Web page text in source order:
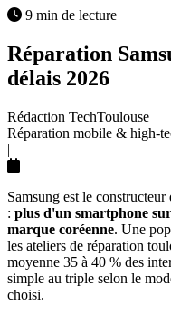
9 min de lecture
Réparation
délais 2026
Rédaction TechToulouse
Réparation mobile & high-
|
Samsung est le
: plus d'un smartphone
marque coréenne. Une
les ateliers de réparation
moyenne 35 à 40 % des
simple au triple selon le
choisi.